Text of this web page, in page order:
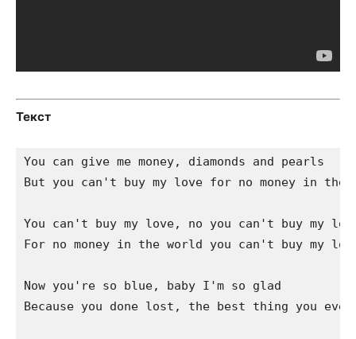
Текст
You can give me money, diamonds and pearls
But you can't buy my love for no money in the
You can't buy my love, no you can't buy my
For no money in the world you can't buy my
Now you're so blue, baby I'm so glad
Because you done lost, the best thing you ever